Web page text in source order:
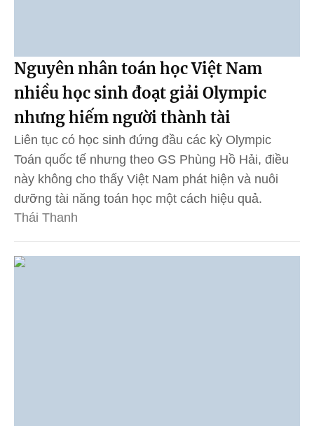
Nguyên nhân toán học Việt Nam
nhiều học sinh đoạt giải Olympic
nhưng hiếm người thành tài
Liên tục có học sinh đứng đầu các kỳ Olympic
Toán quốc tế nhưng theo GS Phùng Hồ Hải, điều
này không cho thấy Việt Nam phát hiện và nuôi
dưỡng tài năng toán học một cách hiệu quả.
Thái Thanh